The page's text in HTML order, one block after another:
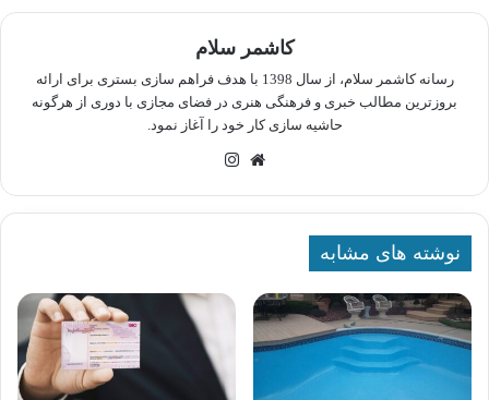
کاشمر سلام
رسانه کاشمر سلام، از سال 1398 با هدف فراهم سازی بستری برای ارائه
بروزترین مطالب خبری و فرهنگی هنری در فضای مجازی با دوری از هرگونه
حاشیه سازی کار خود را آغاز نمود.
وبسایت
نوشته های مشابه